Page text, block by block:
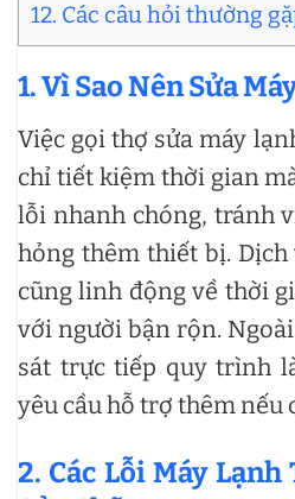
12. Các câu hỏi thường
1. Vì Sao Nên Sửa
Việc gọi thợ sửa máy
chỉ tiết kiệm thời gian
lỗi nhanh chóng, tránh
hỏng thêm thiết bị.
cũng linh động về thời
với người bận rộn.
sát trực tiếp quy trình
yêu cầu hỗ trợ thêm nếu
2. Các Lỗi Máy Lạnh